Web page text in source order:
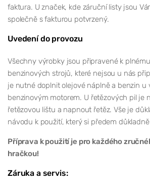
faktura. U značek, kde záruční listy jsou
společně s fakturou potvrzený.
Uvedení do provozu
Všechny výrobky jsou připravené k
benzinových strojů, které nejsou u nás
je nutné doplnit olejové náplně a benzin
benzinovým motorem. U řetězových pil je
řetězovou lištu a napnout řetěz. Vše je
návodu k použití, který si předem
Příprava k použití je pro každého
hračkou!
Záruka a servis: